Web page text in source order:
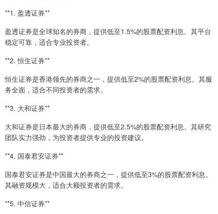
**1. 盈透证券**
盈透证券是全球知名的券商，提供低至1.5%的股票配资利息。其平台
稳定可靠，适合专业投资者。
**2. 恒生证券**
恒生证券是香港领先的券商之一，提供低至2%的股票配资利息。其服
务全面，适合不同投资者的需求。
**3. 大和证券**
大和证券是日本最大的券商，提供低至2.5%的股票配资利息。其研究
团队实力强劲，为投资者提供专业的投资建议。
**4. 国泰君安证券**
国泰君安证券是中国最大的券商之一，提供低至3%的股票配资利息。
其融资规模大，适合大额投资者的需求。
**5. 中信证券**